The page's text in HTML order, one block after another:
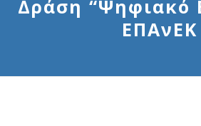
Δράση “Ψηφιακό
ΕΠΑνΕΚ